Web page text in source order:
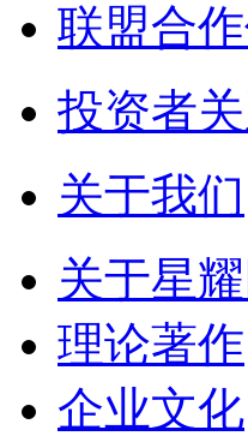
联盟合
投资者
关于我们
关于星
理论著作
企业文化